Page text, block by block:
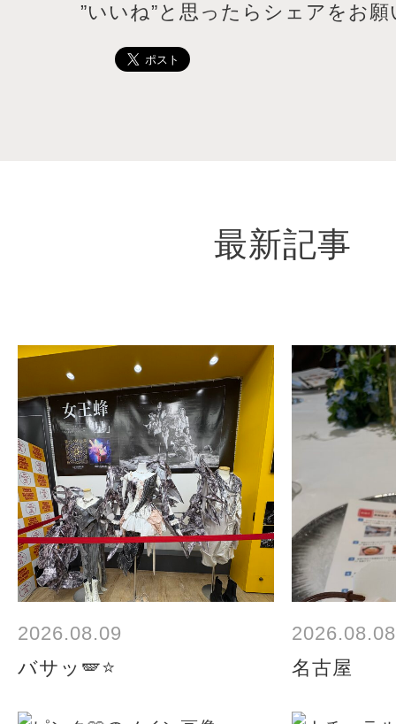
”いいね”と思ったらシェアをお
最新記事
2026.08.09
バサッ🪽⭐️
2026.08.08
名古屋